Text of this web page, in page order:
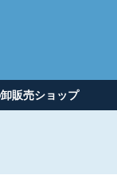
販売ショップ